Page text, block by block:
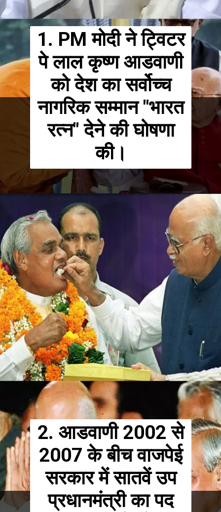
1. PM मोदी ने ट्विटर
पे लाल कृष्ण आडवाणी
को देश का सर्वोच्च
नागरिक सम्मान "भारत
रत्न" देने की घोषणा
की।
2. आडवाणी 2002 से
2007 के बीच वाजपेई
सरकार में सातवें उप
प्रधानमंत्री का पद